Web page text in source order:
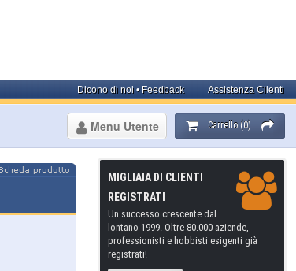
Assistenza Clienti
Dicono di noi • Feedback
Carrello (0)
Menu Utente
MIGLIAIA DI CLIENTI
REGISTRATI
Un successo crescente dal
lontano 1999. Oltre 80.000 aziende,
professionisti e hobbisti esigenti già
registrati!